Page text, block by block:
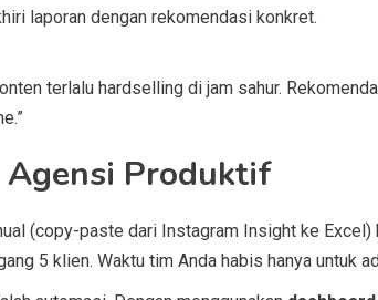
laporan dengan rekomendasi konkret.
terlalu hardselling di jam sahur.
Agensi Produktif
(copy-paste dari Instagram Insight ke
5 klien. Waktu tim Anda habis hanya untuk